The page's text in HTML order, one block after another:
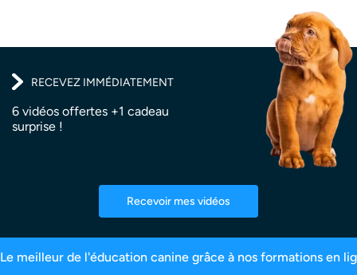
RECEVEZ IMMÉDIATEMENT
6 vidéos offertes +1 cadeau
surprise !
Recevoir mes vidéos
000 maîtres inscrits 99,6% de satisfaction